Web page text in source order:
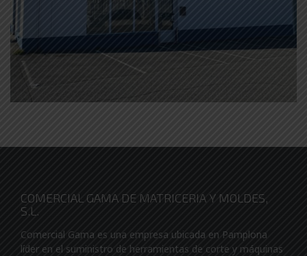
COMERCIAL GAMA DE MATRICERIA Y MOLDES,
S.L.
Comercial Gama es una empresa ubicada en Pamplona
líder en el suministro de herramientas de corte y máquinas